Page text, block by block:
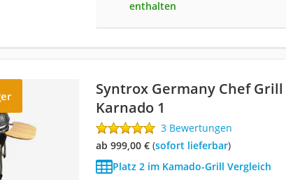
enthalten
Syntrox Germany ‎Chef Grill
Karnado 1
3 Bewertungen
ab 999,00 €( Sofort lieferbar)
Platz 2 im Kamado-Grill Vergleich